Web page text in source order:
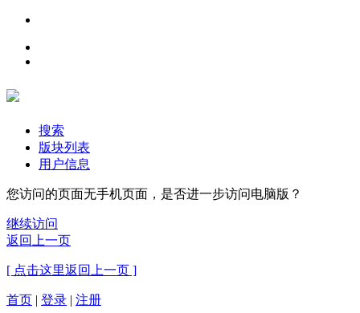
搜索
版块列表
用户信息
您访问的页面无手机页面，是否进一步访问电脑版？
继续访问
返回上一页
[ 点击这里返回上一页 ]
首页 | 登录 | 注册